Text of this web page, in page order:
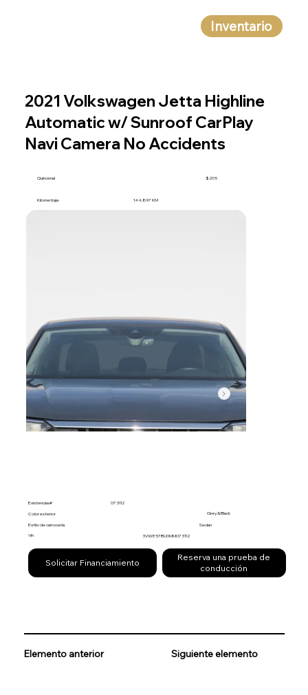
Inventario
Elemento anterior Siguiente elemento
Quincenal $205
Kilometraje 144,897 KM
Existencias#
073112
Color exterior
Grey & Black
Estilo de carrocería
Sedan
Vin
3VWE57BU0MM073112
Solicitar Financiamiento
Reserva una prueba de
conducción
2021 Volkswagen Jetta Highline
Automatic w/ Sunroof CarPlay
Navi Camera No Accidents